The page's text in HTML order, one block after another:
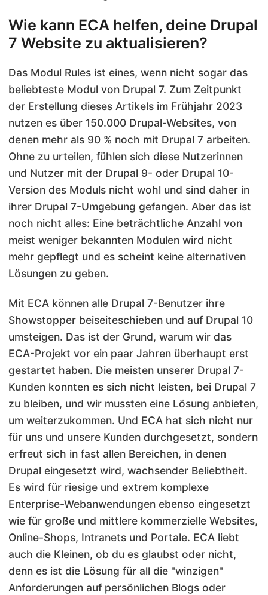
Wie kann ECA helfen, deine Drupal
7 Website zu aktualisieren?
Das Modul Rules ist eines, wenn nicht sogar das
beliebteste Modul von Drupal 7. Zum Zeitpunkt
der Erstellung dieses Artikels im Frühjahr 2023
nutzen es über 150.000 Drupal-Websites, von
denen mehr als 90 % noch mit Drupal 7 arbeiten.
Ohne zu urteilen, fühlen sich diese Nutzerinnen
und Nutzer mit der Drupal 9- oder Drupal 10-
Version des Moduls nicht wohl und sind daher in
ihrer Drupal 7-Umgebung gefangen. Aber das ist
noch nicht alles: Eine beträchtliche Anzahl von
meist weniger bekannten Modulen wird nicht
mehr gepflegt und es scheint keine alternativen
Lösungen zu geben.
Mit ECA können alle Drupal 7-Benutzer ihre
Showstopper beiseiteschieben und auf Drupal 10
umsteigen. Das ist der Grund, warum wir das
ECA-Projekt vor ein paar Jahren überhaupt erst
gestartet haben. Die meisten unserer Drupal 7-
Kunden konnten es sich nicht leisten, bei Drupal 7
zu bleiben, und wir mussten eine Lösung anbieten,
um weiterzukommen. Und ECA hat sich nicht nur
für uns und unsere Kunden durchgesetzt, sondern
erfreut sich in fast allen Bereichen, in denen
Drupal eingesetzt wird, wachsender Beliebtheit.
Es wird für riesige und extrem komplexe
Enterprise-Webanwendungen ebenso eingesetzt
wie für große und mittlere kommerzielle Websites,
Online-Shops, Intranets und Portale. ECA liebt
auch die Kleinen, ob du es glaubst oder nicht,
denn es ist die Lösung für all die "winzigen"
Anforderungen auf persönlichen Blogs oder